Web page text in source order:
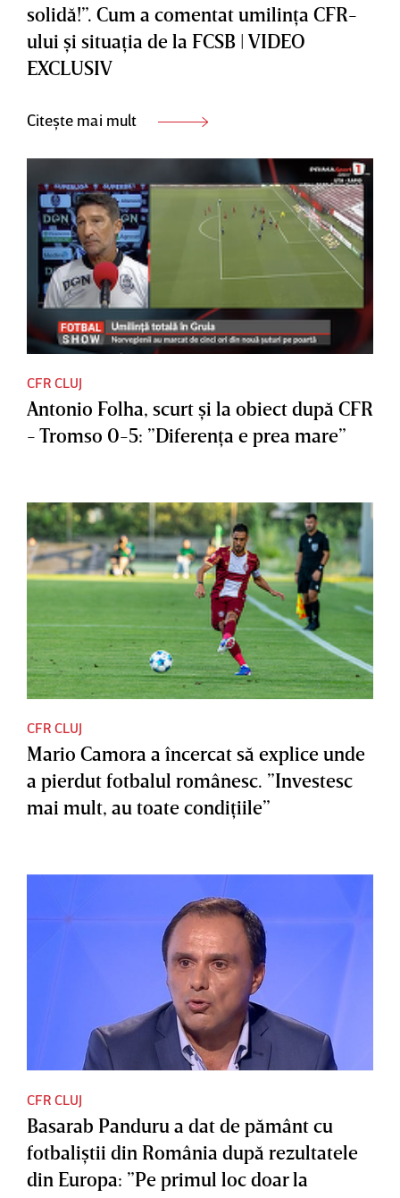
solidă!”. Cum a comentat umilinţa CFR-
ului şi situaţia de la FCSB | VIDEO
EXCLUSIV
Citește mai mult
CFR CLUJ
Antonio Folha, scurt şi la obiect după CFR
- Tromso 0-5: ”Diferenţa e prea mare”
CFR CLUJ
Mario Camora a încercat să explice unde
a pierdut fotbalul românesc. ”Investesc
mai mult, au toate condiţiile”
CFR CLUJ
Basarab Panduru a dat de pământ cu
fotbaliştii din România după rezultatele
din Europa: ”Pe primul loc doar la